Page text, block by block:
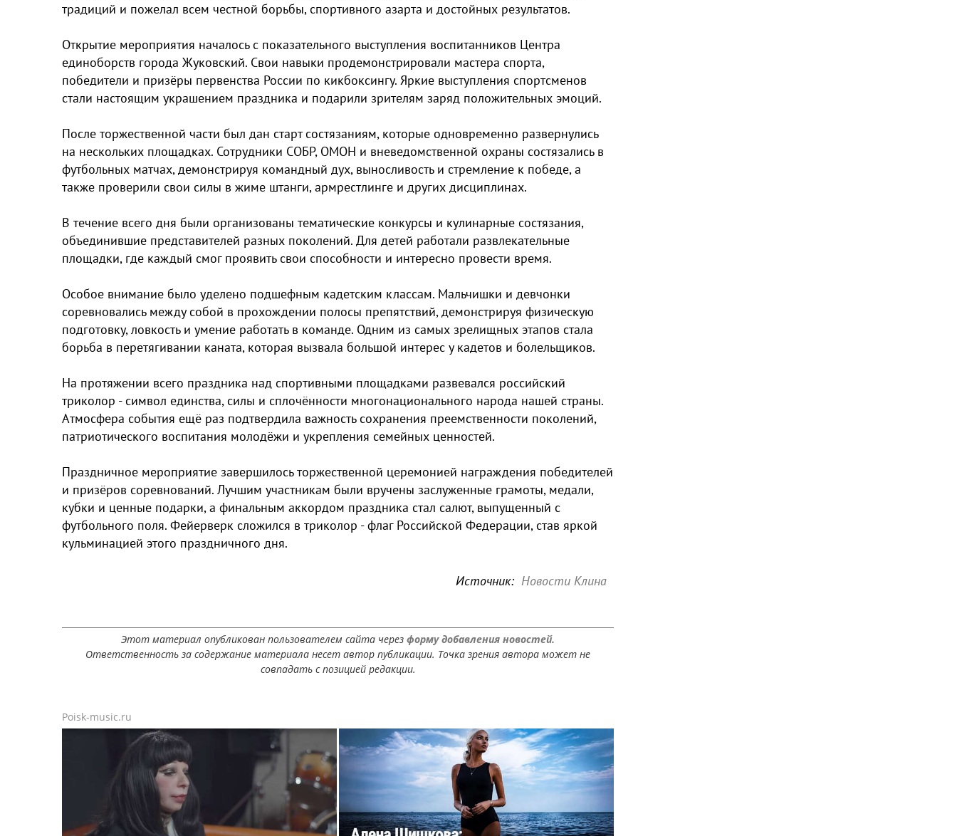
традиций и пожелал всем честной борьбы, спортивного азарта и достойных результатов.
Открытие мероприятия началось с показательного выступления воспитанников Центра
единоборств города Жуковский. Свои навыки продемонстрировали мастера спорта,
победители и призёры первенства России по кикбоксингу. Яркие выступления спортсменов
стали настоящим украшением праздника и подарили зрителям заряд положительных эмоций.
После торжественной части был дан старт состязаниям, которые одновременно развернулись
на нескольких площадках. Сотрудники СОБР, ОМОН и вневедомственной охраны состязались в
футбольных матчах, демонстрируя командный дух, выносливость и стремление к победе, а
также проверили свои силы в жиме штанги, армрестлинге и других дисциплинах.
В течение всего дня были организованы тематические конкурсы и кулинарные состязания,
объединившие представителей разных поколений. Для детей работали развлекательные
площадки, где каждый смог проявить свои способности и интересно провести время.
Особое внимание было уделено подшефным кадетским классам. Мальчишки и девчонки
соревновались между собой в прохождении полосы препятствий, демонстрируя физическую
подготовку, ловкость и умение работать в команде. Одним из самых зрелищных этапов стала
борьба в перетягивании каната, которая вызвала большой интерес у кадетов и болельщиков.
На протяжении всего праздника над спортивными площадками развевался российский
триколор - символ единства, силы и сплочённости многонационального народа нашей страны.
Атмосфера события ещё раз подтвердила важность сохранения преемственности поколений,
патриотического воспитания молодёжи и укрепления семейных ценностей.
Праздничное мероприятие завершилось торжественной церемонией награждения победителей
и призёров соревнований. Лучшим участникам были вручены заслуженные грамоты, медали,
кубки и ценные подарки, а финальным аккордом праздника стал салют, выпущенный с
футбольного поля. Фейерверк сложился в триколор - флаг Российской Федерации, став яркой
кульминацией этого праздничного дня.
Источник: Новости Клина
Этот материал опубликован пользователем сайта через форму добавления новостей.
Ответственность за содержание материала несет автор публикации. Точка зрения автора может не
совпадать с позицией редакции.
Poisk-music.ru